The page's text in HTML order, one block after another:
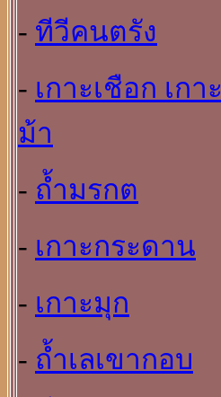
- ทีวีคนตรัง
- เกาะเชือก เกาะ
ม้า
- ถ้ำมรกต
- เกาะกระดาน
- เกาะมุก
- ถ้ำเลเขากอบ